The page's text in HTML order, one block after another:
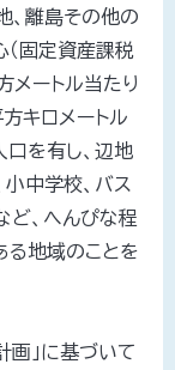
、離島その他の
固定資産課税
ートル当たり
キロメートル
を有し、辺地
小中学校、バス
ど、へんぴな程
る地域のことを
画」に基づいて